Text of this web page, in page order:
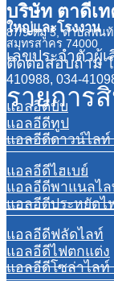
บริษัท ตาดีเ
ใหญ่และโรงงาน
87/9 หมู่ 5, ตำบลพัน
สมุทรสาคร 74000
เลขประจำตัวผู้
ติดต่อสอบถาม
410988, 034-
รายการ
แอลอีดีบับ
แอลอีดีทูป
แอลอีดีดาวน์ไลท์
แอลอีดีไฮเบย์
แอลอีดีพาแนลไ
แอลอีดีประหยัดไ
แอลอีดีฟลัดไลท์
แอลอีดีไฟตกแต่ง
แอลอีดีโซล่าไลท์